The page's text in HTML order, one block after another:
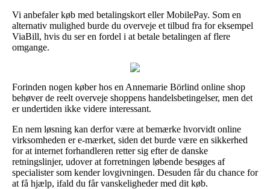
Vi anbefaler køb med betalingskort eller MobilePay. Som en
alternativ mulighed burde du overveje et tilbud fra for eksempel
ViaBill, hvis du ser en fordel i at betale betalingen af flere
omgange.
Forinden nogen køber hos en Annemarie Börlind online shop
behøver de reelt overveje shoppens handelsbetingelser, men det
er undertiden ikke videre interessant.
En nem løsning kan derfor være at bemærke hvorvidt online
virksomheden er e-mærket, siden det burde være en sikkerhed
for at internet forhandleren retter sig efter de danske
retningslinjer, udover at forretningen løbende besøges af
specialister som kender lovgivningen. Desuden får du chance for
at få hjælp, ifald du får vanskeligheder med dit køb.